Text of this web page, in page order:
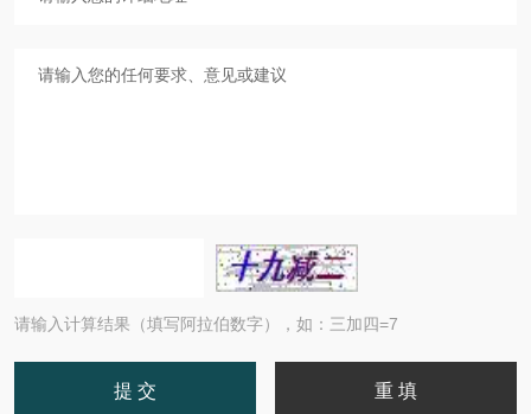
请输入计算结果（填写阿拉伯数字），如：三加四=7